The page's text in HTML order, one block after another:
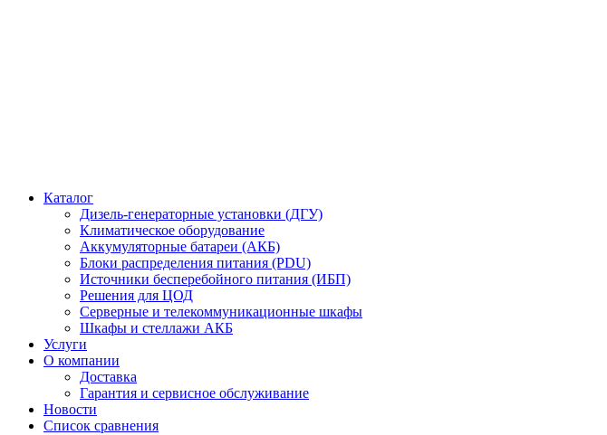
Каталог
Дизель-генераторные установки (ДГУ)
Климатическое оборудование
Аккумуляторные батареи (АКБ)
Блоки распределения питания (PDU)
Источники бесперебойного питания (ИБП)
Решения для ЦОД
Серверные и телекоммуникационные шкафы
Шкафы и стеллажи АКБ
Услуги
О компании
Доставка
Гарантия и сервисное обслуживание
Новости
Список сравнения